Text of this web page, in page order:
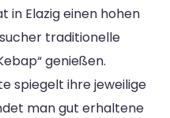
in Elazig einen hohen
traditionelle
genießen.
spiegelt ihre jeweilige
man gut erhaltene